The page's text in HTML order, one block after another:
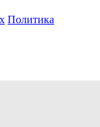
Политика